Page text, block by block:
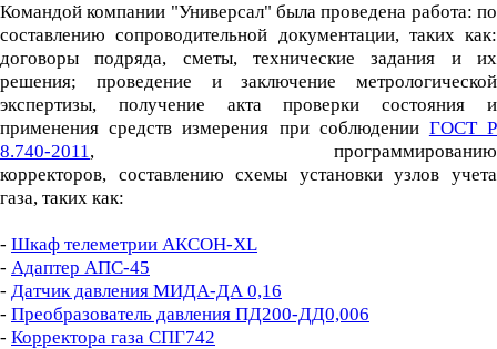
Командой компании "Универсал" была проведена работа: по
составлению сопроводительной документации, таких как:
договоры подряда, сметы, технические задания и их
решения; проведение и заключение метрологической
экспертизы, получение акта проверки состояния и
применения средств измерения при соблюдении ГОСТ Р
8.740-2011, программированию
корректоров, составлению схемы установки узлов учета
газа, таких как:
- Шкаф телеметрии АКСОН-XL
- Адаптер АПС-45
- Датчик давления МИДА-ДА 0,16
- Преобразователь давления ПД200-ДД0,006
- Корректора газа СПГ742